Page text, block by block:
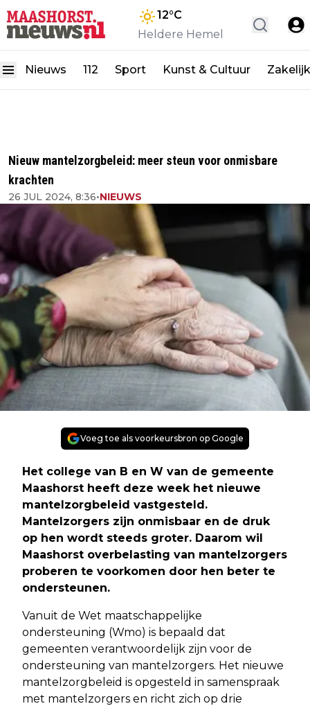
12°C
Heldere Hemel
Nieuws 112 Sport Kunst & Cultuur Zakelijk
Nieuw mantelzorgbeleid: meer steun voor onmisbare
krachten
26 JUL 2024, 8:36•NIEUWS
Voeg toe als voorkeursbron op Google
Het college van B en W van de gemeente
Maashorst heeft deze week het nieuwe
mantelzorgbeleid vastgesteld.
Mantelzorgers zijn onmisbaar en de druk
op hen wordt steeds groter. Daarom wil
Maashorst overbelasting van mantelzorgers
proberen te voorkomen door hen beter te
ondersteunen.
Vanuit de Wet maatschappelijke
ondersteuning (Wmo) is bepaald dat
gemeenten verantwoordelijk zijn voor de
ondersteuning van mantelzorgers. Het nieuwe
mantelzorgbeleid is opgesteld in samenspraak
met mantelzorgers en richt zich op drie